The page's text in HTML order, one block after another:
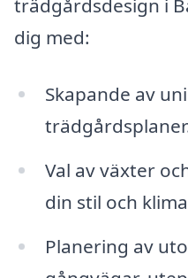
trädgårdsdesign i
dig med:
Skapande av
Val av växter
din stil och
Planering av